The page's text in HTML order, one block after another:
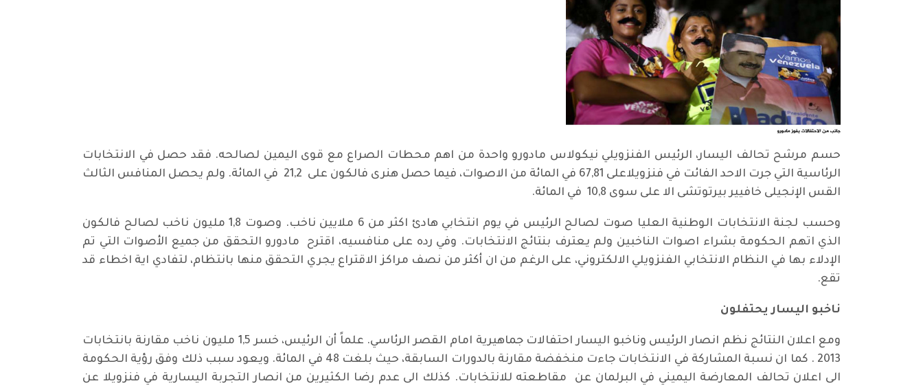
حسم مرشح تحالف اليسار، الرئيس الفنزويلي نيكولاس مادورو واحدة من اهم محطات الصراع مع قوى اليمين لصالحه. فقد حصل في الانتخابات
الرئاسية التي جرت الاحد الفائت في فنزويلاعلى 67,81 في المائة من الاصوات، فيما حصل هنرى فالكون على 21,2 في المائة. ولم يحصل المنافس الثالث
القس الإنجيلى خافيير بيرتوتشى الا على سوى 10,8 في المائة.
وحسب لجنة الانتخابات الوطنية العليا صوت لصالح الرئيس في يوم انتخابي هادئ اكثر من 6 ملايين ناخب. وصوت 1,8 مليون ناخب لصالح فالكون
الذي اتهم الحكومة بشراء اصوات الناخبين ولم يعترف بنتائج الانتخابات. وفي رده على منافسيه، اقترح مادورو التحقق من جميع الأصوات التي تم
الإدلاء بها في النظام الانتخابي الفنزويلي الالكتروني، على الرغم من ان أكثر من نصف مراكز الاقتراع يجري التحقق منها بانتظام، لتفادي اية اخطاء قد
تقع.
ناخبو اليسار يحتفلون
ومع اعلان النتائج نظم انصار الرئيس وناخبو اليسار احتفالات جماهيرية امام القصر الرئاسي. علماً أن الرئيس، خسر 1,5 مليون ناخب مقارنة بانتخابات
2013 . كما ان نسبة المشاركة في الانتخابات جاءت منخفضة مقارنة بالدورات السابقة، حيث بلغت 48 في المائة. ويعود سبب ذلك وفق رؤية الحكومة
الى اعلان تحالف المعارضة اليميني في البرلمان عن مقاطعته للانتخابات. كذلك الى عدم رضا الكثيرين من انصار التجربة اليسارية في فنزويلا عن